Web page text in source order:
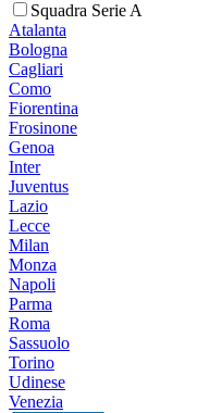
Squadra Serie A
Atalanta
Bologna
Cagliari
Como
Fiorentina
Frosinone
Genoa
Inter
Juventus
Lazio
Lecce
Milan
Monza
Napoli
Parma
Roma
Sassuolo
Torino
Udinese
Venezia